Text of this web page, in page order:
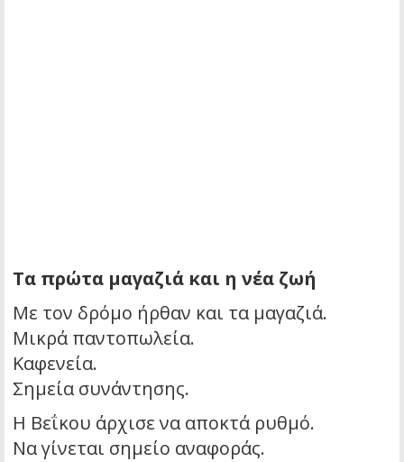
Τα πρώτα μαγαζιά και η νέα ζωή
Με τον δρόμο ήρθαν και τα μαγαζιά.
Μικρά παντοπωλεία.
Καφενεία.
Σημεία συνάντησης.
Η Βεΐκου άρχισε να αποκτά ρυθμό.
Να γίνεται σημείο αναφοράς.